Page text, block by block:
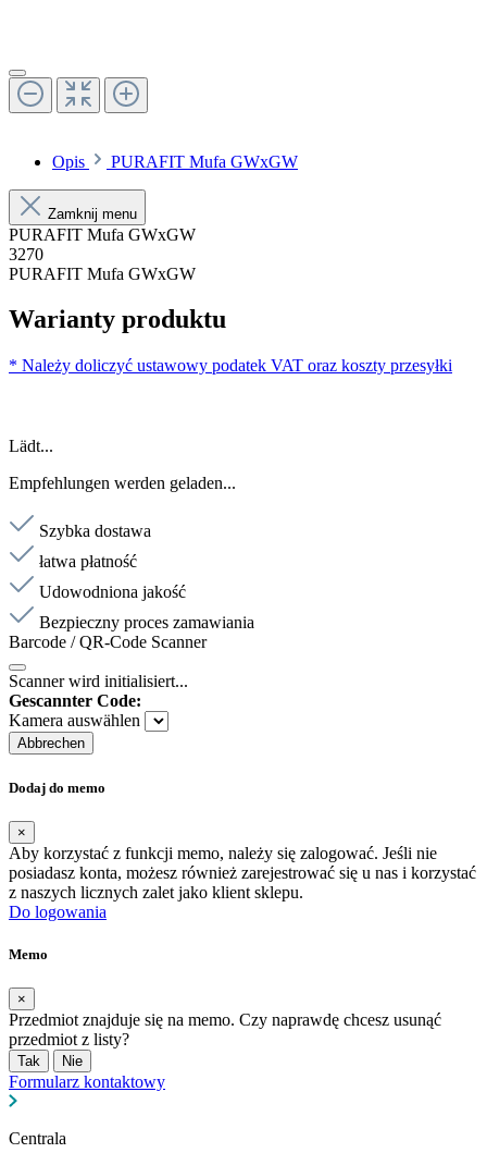
Opis PURAFIT Mufa GWxGW
Zamknij menu
PURAFIT Mufa GWxGW
3270
PURAFIT Mufa GWxGW
Warianty produktu
* Należy doliczyć ustawowy podatek VAT oraz koszty przesyłki
Lädt...
Empfehlungen werden geladen...
Szybka dostawa
łatwa płatność
Udowodniona jakość
Bezpieczny proces zamawiania
Barcode / QR-Code Scanner
Scanner wird initialisiert...
Gescannter Code:
Kamera auswählen
Abbrechen
Dodaj do memo
×
Aby korzystać z funkcji memo, należy się zalogować. Jeśli nie
posiadasz konta, możesz również zarejestrować się u nas i korzystać
z naszych licznych zalet jako klient sklepu.
Do logowania
Memo
×
Przedmiot znajduje się na memo. Czy naprawdę chcesz usunąć
przedmiot z listy?
Tak Nie
Formularz kontaktowy
Centrala